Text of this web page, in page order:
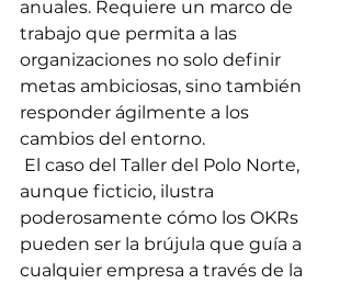
anuales. Requiere un marco de
trabajo que permita a las
organizaciones no solo definir
metas ambiciosas, sino también
responder ágilmente a los
cambios del entorno.
aunque ficticio, ilustra
poderosamente cómo los OKRs
pueden ser la brújula que guía a
cualquier empresa a través de la